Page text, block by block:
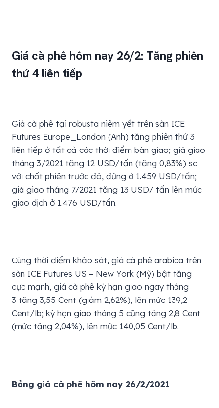
Giá cà phê hôm nay 26/2: Tăng phiên
thứ 4 liên tiếp
Giá cà phê tại robusta niêm yết trên sàn ICE
Futures Europe_London (Anh) tăng phiên thứ 3
liên tiếp ở tất cả các thời điểm bàn giao; giá giao
tháng 3/2021 tăng 12 USD/tấn (tăng 0,83%) so
với chốt phiên trước đó, đứng ở 1.459 USD/tấn;
giá giao tháng 7/2021 tăng 13 USD/ tấn lên mức
giao dịch ở 1.476 USD/tấn.
Cùng thời điểm khảo sát, giá cà phê arabica trên
sàn ICE Futures US – New York (Mỹ) bật tăng
cực mạnh, giá cà phê kỳ hạn giao ngay tháng
3 tăng 3,55 Cent (giảm 2,62%), lên mức 139,2
Cent/lb; kỳ hạn giao tháng 5 cũng tăng 2,8 Cent
(mức tăng 2,04%), lên mức 140,05 Cent/lb.
Bảng giá cà phê hôm nay 26/2/2021